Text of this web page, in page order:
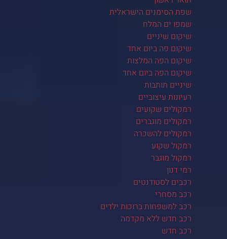
שפת הסימנים הישראלית
שמפו ים המלח
שיקום שיניים
שיקום פה ביום אחד
שיקום הפה המלצות
שיקום הפה ביום אחד
שיניים תותבות
רעיונות עיצוביים
רמקולים שקועים
רמקולים מוגברים
רמקולים להשכרה
רמקול שקוע
רמקול מוגבר
רמי דנון
רכבים לסטודנטים
רכב מסחרי
רכב למשפחות ברוכות ילדים
רכב חדש ללא מקדמה
רכב חדש